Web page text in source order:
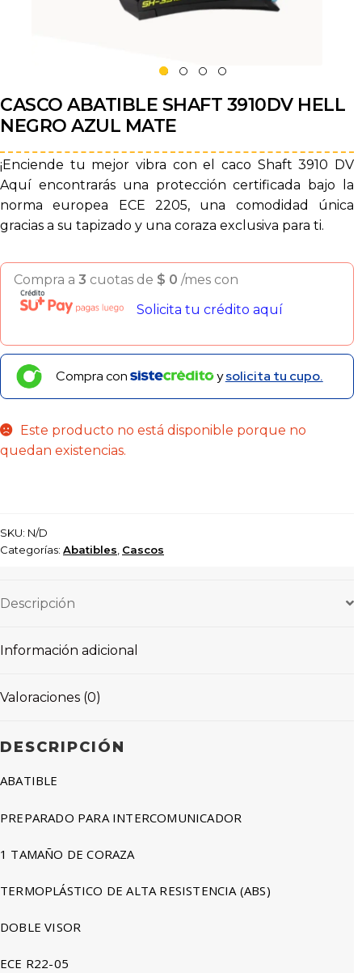
CASCO ABATIBLE SHAFT 3910DV HELL
NEGRO AZUL MATE
¡Enciende tu mejor vibra con el caco Shaft 3910 DV
Aquí encontrarás una protección certificada bajo la
norma europea ECE 2205, una comodidad única
gracias a su tapizado y una coraza exclusiva para ti.
Compra a 3 cuotas de $ 0 /mes con
Solicita tu crédito aquí
Compra con ysolicita tu cupo.
Este producto no está disponible porque no
quedan existencias.
SKU: N/D
Categorías: Abatibles Cascos
Descripción
Información adicional
Valoraciones (0)
DESCRIPCIÓN
ABATIBLE
PREPARADO PARA INTERCOMUNICADOR
1 TAMAÑO DE CORAZA
TERMOPLÁSTICO DE ALTA RESISTENCIA (ABS)
DOBLE VISOR
ECE R22-05